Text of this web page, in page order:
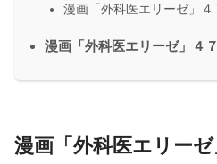
漫画「外科医エリーゼ」４
漫画「外科医エリーゼ」４
漫画「外科医エリー